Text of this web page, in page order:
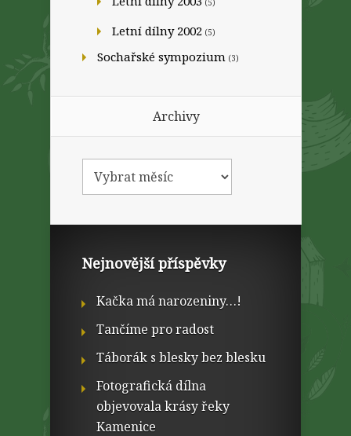
(5)
Letní dílny 2002 (5)
Sochařské sympozium (3)
Archivy
Nejnovější příspěvky
Kačka má narozeniny…!
Tančíme pro radost
Táborák s blesky bez blesku
Fotografická dílna
objevovala krásy řeky
Kamenice